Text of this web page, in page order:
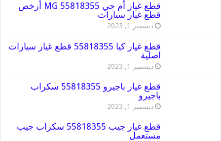
قطع غيار أم جي MG 55818355 أرخص
قطع غيار سيارات
ديسمبر 1, 2023
قطع غيار كيا 55818355 قطع غيار سيارات
اصلية
ديسمبر 1, 2023
قطع غيار باجيرو 55818355 سكراب
باجيرو
ديسمبر 1, 2023
قطع غيار جيب 55818355 سكراب جيب
مستعمل